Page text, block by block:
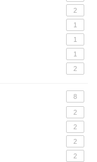
2
1
1
1
2
8
2
2
2
2